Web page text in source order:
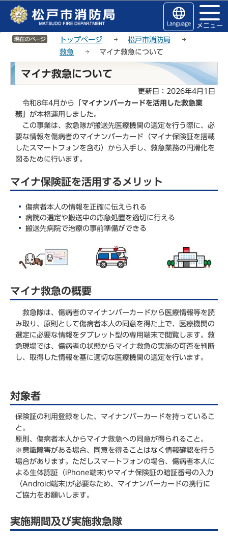
Language メニュー
サイトメニューここまで
トップページ
松戸市消防局
救急
マイナ救急について
本
か
マイナ救急について
更新日：2026年4月1日
令和8年4月から「 マイナンバーカードを活用した救急業
務」 が本格運用しました。
この事業は、救急隊が搬送先医療機関の選定を行う際に、必
要な情報を傷病者のマイナンバーカード（マイナ保険証を搭載
したスマートフォンを含む）から入手し、救急業務の円滑化を
図るために行います。
マイナ保険証を活用するメリット
傷病者本人の情報を正確に伝えられる
病院の選定や搬送中の応急処置を適切に行える
搬送先病院で治療の事前準備ができる
マイナ救急の概要
救急隊は、傷病者のマイナンバーカードから医療情報等を読
み取り、原則として傷病者本人の同意を得た上で、医療機関の
選定に必要な情報をタブレット型の専用端末で閲覧します。救
急現場では、傷病者の状態からマイナ救急の実施の可否を判断
し、取得した情報を基に適切な医療機関の選定を行います。
対象者
保険証の利用登録をした、マイナンバーカードを持っているこ
と。
原則、傷病者本人からマイナ救急への同意が得られること。
※意識障害がある場合、同意を得ることはなく情報確認を行う
場合があります。ただしスマートフォンの場合、傷病者本人に
よる生体認証（iPhone端末)やマイナ保険証の暗証番号の入力
（Android端末)が必要なため、マイナンバーカードの携行に
ご協力をお願いします。
実施期間及び実施救急隊